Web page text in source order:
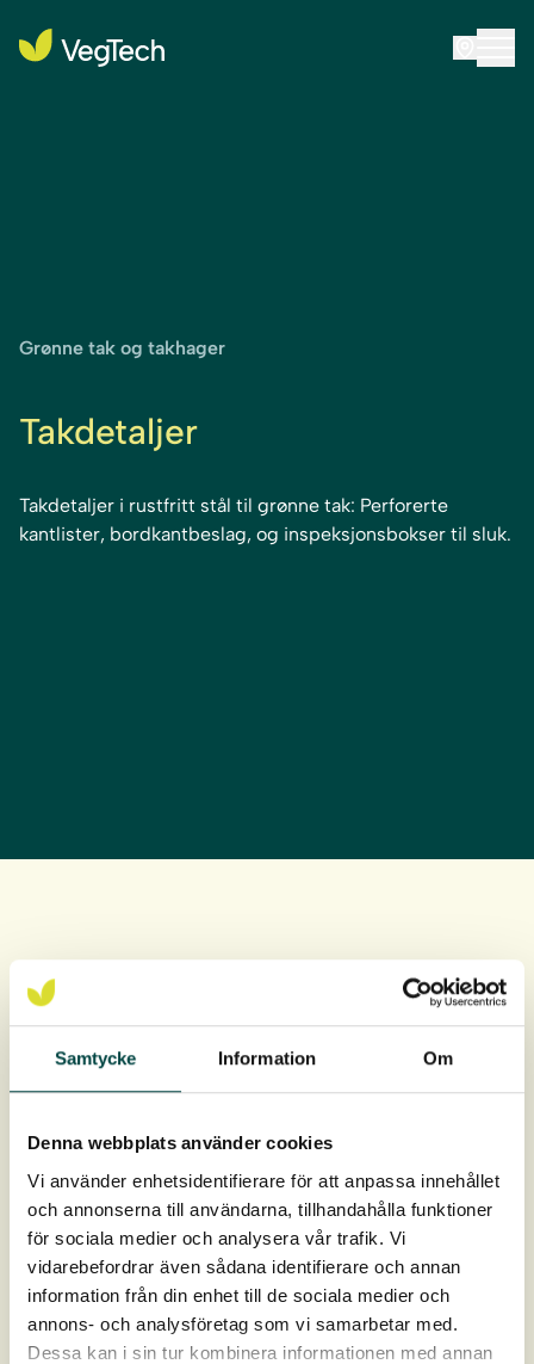
Samtycke Information Om
Denna webbplats använder cookies
Vi använder enhetsidentifierare för att anpassa innehållet
och annonserna till användarna, tillhandahålla funktioner
för sociala medier och analysera vår trafik. Vi
vidarebefordrar även sådana identifierare och annan
information från din enhet till de sociala medier och
annons- och analysföretag som vi samarbetar med.
Dessa kan i sin tur kombinera informationen med annan
Grønne tak og takhager
Takdetaljer
Takdetaljer i rustfritt stål til grønne tak: Perforerte
kantlister, bordkantbeslag, og inspeksjonsbokser til sluk.
Takdetaljer i rustfritt stål
Blikkdetaljer brukes som oftest ved montering av grønne
tak. De er laget av rustfritt stål og er utviklet spesielt for
VegTechs grønne taksystemer
Bordkantbeslag fungerer som dryppkant for vannet som
renner av takflaten og forhindrer at vannet drypper på
fasaden.